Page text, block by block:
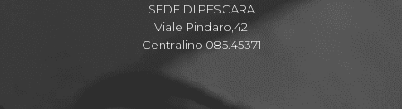
SEDE DI PESCARA
Viale Pindaro,42
Centralino 085.45371